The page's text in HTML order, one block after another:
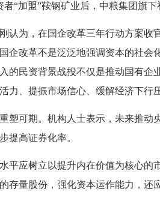
加盟”鞍钢矿业后，中粮集团旗下
为，在国企改革三年行动方案收
企改革不是泛泛地强调资本的社会
的民资背景战投不仅是推动国有企
力、提振市场信心、缓解经济下行
可期。机构人士表示，未来推动
提高证券化率。
应树立以提升内在价值为核心的
存量股份，强化资本运作能力，还